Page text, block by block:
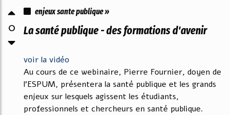
0
enjeux sante publique »
La santé publique - des formations d'avenir
voir la vidéo
Au cours de ce webinaire, Pierre Fournier, doyen de
l’ESPUM, présentera la santé publique et les grands
enjeux sur lesquels agissent les étudiants,
professionnels et chercheurs en santé publique.